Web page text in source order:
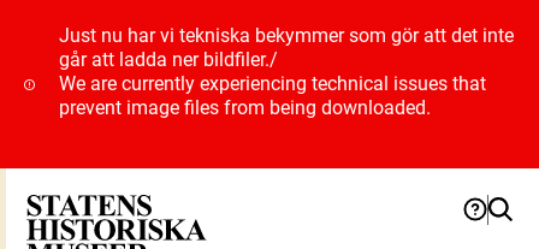
Just nu har vi tekniska bekymmer som gör att det inte
går att ladda ner bildfiler./
We are currently experiencing technical issues that
prevent image files from being downloaded.